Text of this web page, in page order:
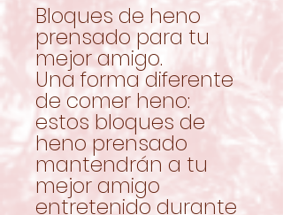
Bloques de heno
prensado para tu
mejor amigo.
Una forma diferente
de comer heno:
estos bloques de
heno prensado
mantendrán a tu
mejor amigo
entretenido durante